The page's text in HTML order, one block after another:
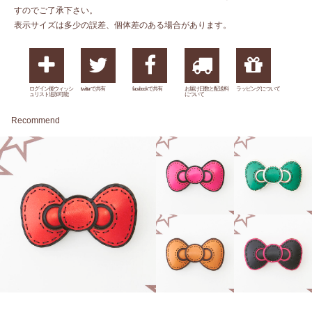
すのでご了承下さい。
表示サイズは多少の誤差、個体差のある場合があります。
ログイン後ウィッシ
ュリスト追加可能
twitterで共有 facebookで共有
お届け日数と配送料
について
ラッピングについて
Recommend